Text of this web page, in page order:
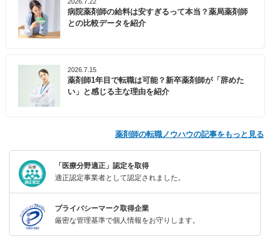
2026.7.22
病院薬剤師の給料は安すぎるって本当？薬局薬剤師
との比較データを紹介
2026.7.15
薬剤師1年目で転職は可能？新卒薬剤師が「辞めた
い」と感じる主な理由を紹介
薬剤師の転職ノウハウの記事をもっと見る
「医療分野適正」認定を取得
適正認定事業者として認定されました。
プライバシーマーク取得企業
厳密な管理基準で個人情報をお守りします。